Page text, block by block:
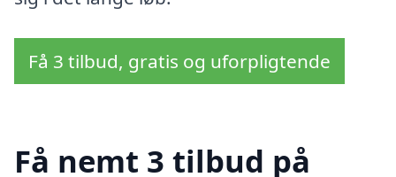
Få 3 tilbud, gratis og uforpligtende
Få nemt 3 tilbud på